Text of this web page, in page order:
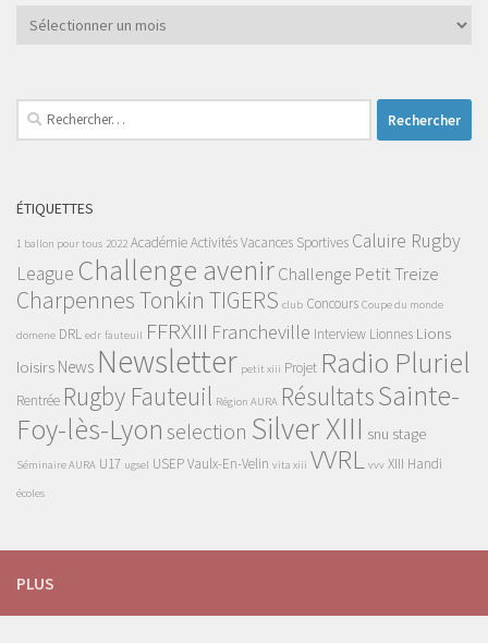
Archives
Rechercher :
ÉTIQUETTES
1 ballon pour tous 2022 AcadémieActivités Vacances Sportives Caluire Rugby
League Challenge avenirChallenge Petit Treize
Charpennes Tonkin TIGERS club Concours Coupe du monde
domene DRL edr fauteuil FFRXIII Francheville Interview Lionnes Lions
loisirs News Newsletter petit xiii Projet Radio Pluriel
Rentrée Rugby Fauteuil Région AURA RésultatsSainte-
Foy-lès-Lyon selection Silver XIII snu stage
Séminaire AURA U17 ugsel USEPVaulx-En-Velin vita xiii VVRL vvv XIII Handi
écoles
PLUS